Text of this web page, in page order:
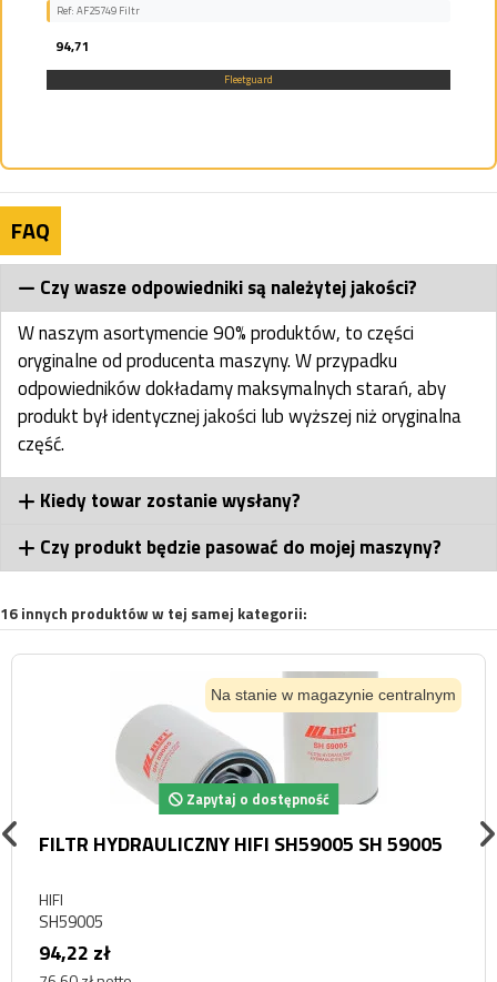
Ref: AF25749 Filtr
94,71
Fleetguard
FAQ
Czy wasze odpowiedniki są należytej jakości?
W naszym asortymencie 90% produktów, to części
oryginalne od producenta maszyny. W przypadku
odpowiedników dokładamy maksymalnych starań, aby
produkt był identycznej jakości lub wyższej niż oryginalna
część.
Kiedy towar zostanie wysłany?
Czy produkt będzie pasować do mojej maszyny?
16 innych produktów w tej samej kategorii:
Na stanie w magazynie centralnym
Zapytaj o dostępność
FILTR HYDRAULICZNY HIFI SH59005 SH 59005
HIFI
SH59005
94,22 zł